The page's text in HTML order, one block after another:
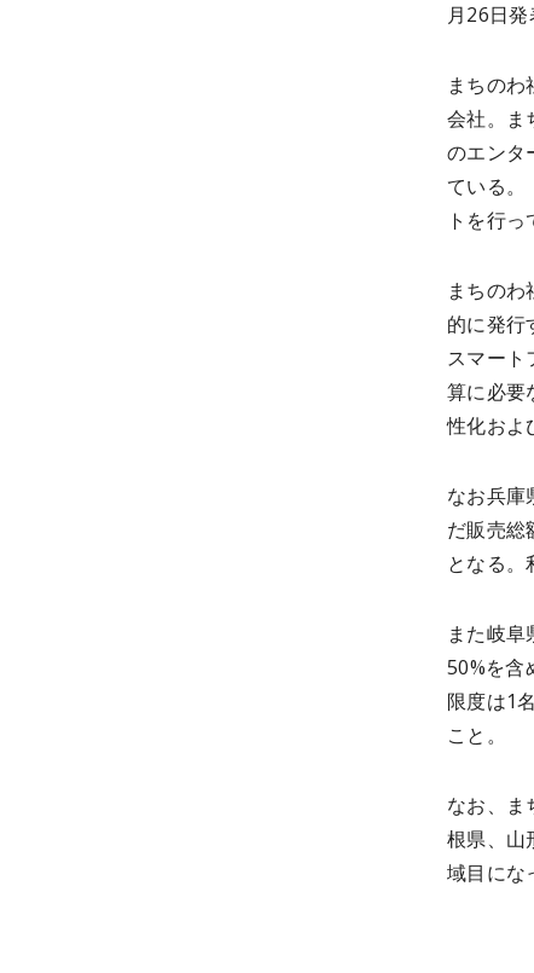
月26日発
まちの
会社。
ま
のエンタ
ている。
トを行
まちの
的に発行
スマート
算に必要
性化およ
なお兵庫
だ販売総
となる。
また岐
50%を含
限度は1
こと。
なお、ま
根県、山
域目にな